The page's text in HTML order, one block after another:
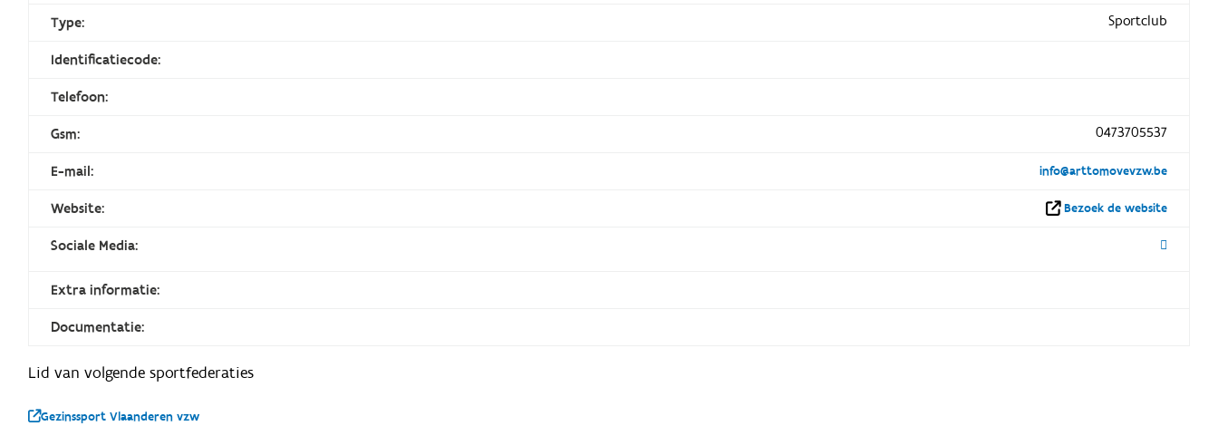
Type: Sportclub
Identificatiecode:
Telefoon:
Gsm: 0473705537
E-mail: info@arttomovevzw.be
Website: Bezoek de website
Sociale Media:
Extra informatie:
Documentatie:
Lid van volgende sportfederaties
Gezinssport Vlaanderen vzw